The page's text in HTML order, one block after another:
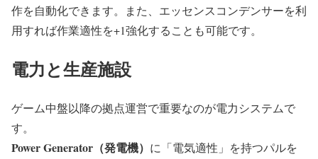
作を自動化できます。また、エッセンスコンデンサーを利
用すれば作業適性を+1強化することも可能です。
電力と生産施設
ゲーム中盤以降の拠点運営で重要なのが電力システムで
す。
Power Generator（発電機） に「電気適性」を持つパルを